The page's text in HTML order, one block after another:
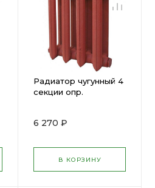
Радиатор чугунный 4
секции опр.
6 270 ₽
В КОРЗИНУ